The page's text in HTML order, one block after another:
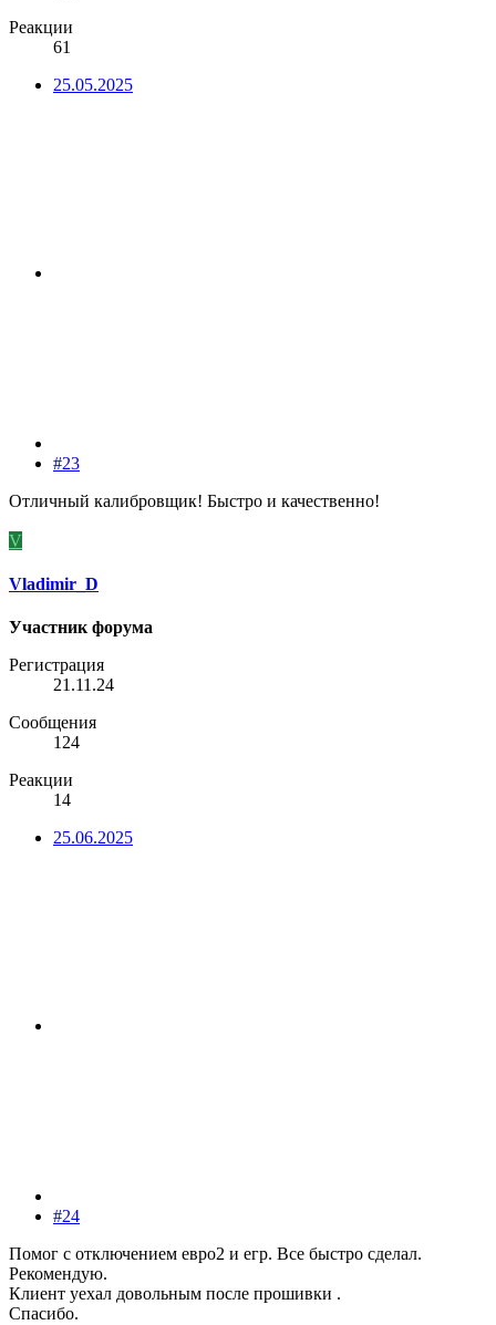
Реакции
61
25.05.2025
#23
Отличный калибровщик! Быстро и качественно!
V
Vladimir_D
Участник форума
Регистрация
21.11.24
Сообщения
124
Реакции
14
25.06.2025
#24
Помог с отключением евро2 и егр. Все быстро сделал.
Рекомендую.
Клиент уехал довольным после прошивки .
Спасибо.